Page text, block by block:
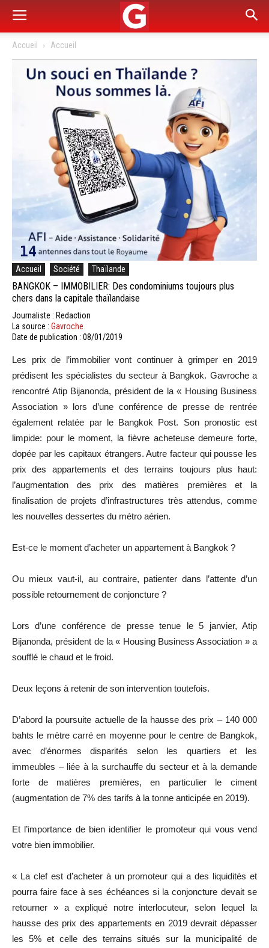
Accueil Accueil
Accueil Société Thaïlande
BANGKOK – IMMOBILIER: Des condominiums toujours plus
chers dans la capitale thaïlandaise
Journaliste : Redaction
La source : Gavroche
Date de publication : 08/01/2019
Les prix de l’immobilier vont continuer à grimper en 2019
prédisent les spécialistes du secteur à Bangkok. Gavroche a
rencontré Atip Bijanonda, président de la « Housing Business
Association » lors d’une conférence de presse de rentrée
également relatée par le Bangkok Post. Son pronostic est
limpide: pour le moment, la fièvre acheteuse demeure forte,
dopée par les capitaux étrangers. Autre facteur qui pousse les
prix des appartements et des terrains toujours plus haut:
l’augmentation des prix des matières premières et la
finalisation de projets d’infrastructures très attendus, comme
les nouvelles dessertes du métro aérien.
Est-ce le moment d’acheter un appartement à Bangkok ?
Ou mieux vaut-il, au contraire, patienter dans l’attente d’un
possible retournement de conjoncture ?
Lors d’une conférence de presse tenue le 5 janvier, Atip
Bijanonda, président de la « Housing Business Association » a
soufflé le chaud et le froid.
Deux leçons à retenir de son intervention toutefois.
D’abord la poursuite actuelle de la hausse des prix – 140 000
bahts le mètre carré en moyenne pour le centre de Bangkok,
avec d’énormes disparités selon les quartiers et les
immeubles – liée à la surchauffe du secteur et à la demande
forte de matières premières, en particulier le ciment
(augmentation de 7% des tarifs à la tonne anticipée en 2019).
Et l’importance de bien identifier le promoteur qui vous vend
votre bien immobilier.
« La clef est d’acheter à un promoteur qui a des liquidités et
pourra faire face à ses échéances si la conjoncture devait se
retourner » a expliqué notre interlocuteur, selon lequel la
hausse des prix des appartements en 2019 devrait dépasser
les 5% et celle des terrains situés sur la municipalité de